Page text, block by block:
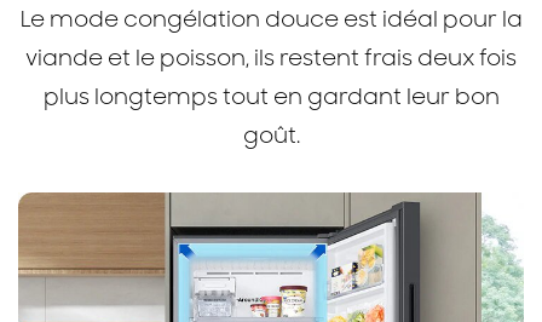
Le mode congélation douce est idéal pour la
viande et le poisson, ils restent frais deux fois
plus longtemps tout en gardant leur bon
goût.